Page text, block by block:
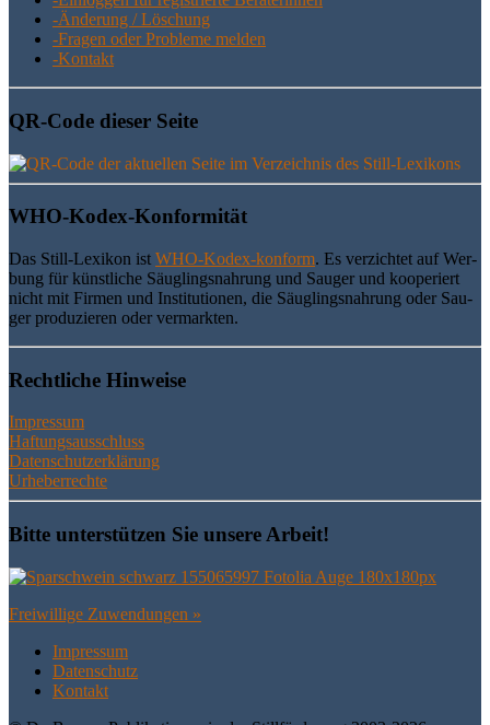
-Ände­rung / Löschung
-Fra­gen oder Pro­ble­me melden
-Kon­takt
QR-Code die­ser Seite
WHO-Kodex-Kon­for­mi­tät
Das Still-Lexi­kon ist WHO-Kodex-kon­form. Es ver­zich­tet auf Wer­
bung für künst­li­che Säug­lings­nah­rung und Sau­ger und koope­riert
nicht mit Fir­men und Insti­tu­tio­nen, die Säug­lings­nah­rung oder Sau­
ger pro­du­zie­ren oder vermarkten.
Recht­li­che Hinweise
Impressum
Haftungsausschluss
Datenschutzerklärung
Urheberrechte
Bit­te unter­stüt­zen Sie unse­re Arbeit!
Frei­wil­li­ge Zuwendungen »
Impres­sum
Daten­schutz
Kon­takt